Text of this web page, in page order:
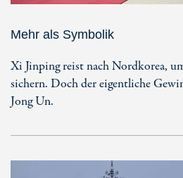
Mehr als Symbolik
Xi Jinping reist nach Nordkorea,
sichern. Doch der eigentliche
Jong Un.